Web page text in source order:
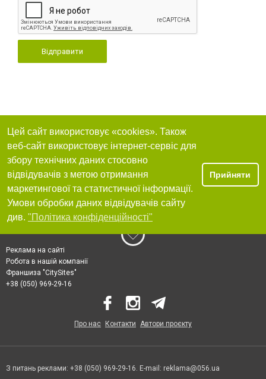
Відправити
Цей сайт використовує «cookies». Також
веб-сайт використовує інтернет-сервіс для
збору технічних даних стосовно
відвідувачів з метою отримання
маркетингової та статистичної інформації.
Умови обробки даних відвідувачів сайту
див. "Політика конфіденційності"
Прийняти
Реклама на сайті
Робота в нашій компанії
Франшиза "CitySites"
+38 (050) 969-29-16
Про нас Контакти Автори проєкту
З питань реклами: +38 (050) 969-29-16. E-mail: reklama@056.ua